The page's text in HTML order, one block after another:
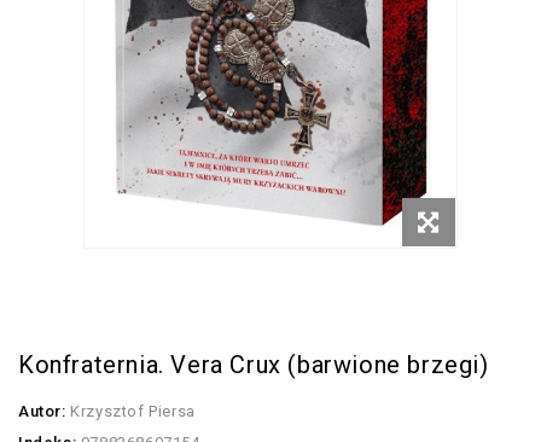
Konfraternia. Vera Crux (barwione brzegi)
Autor: Krzysztof Piersa